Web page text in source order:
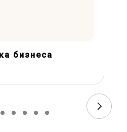
бизнеса